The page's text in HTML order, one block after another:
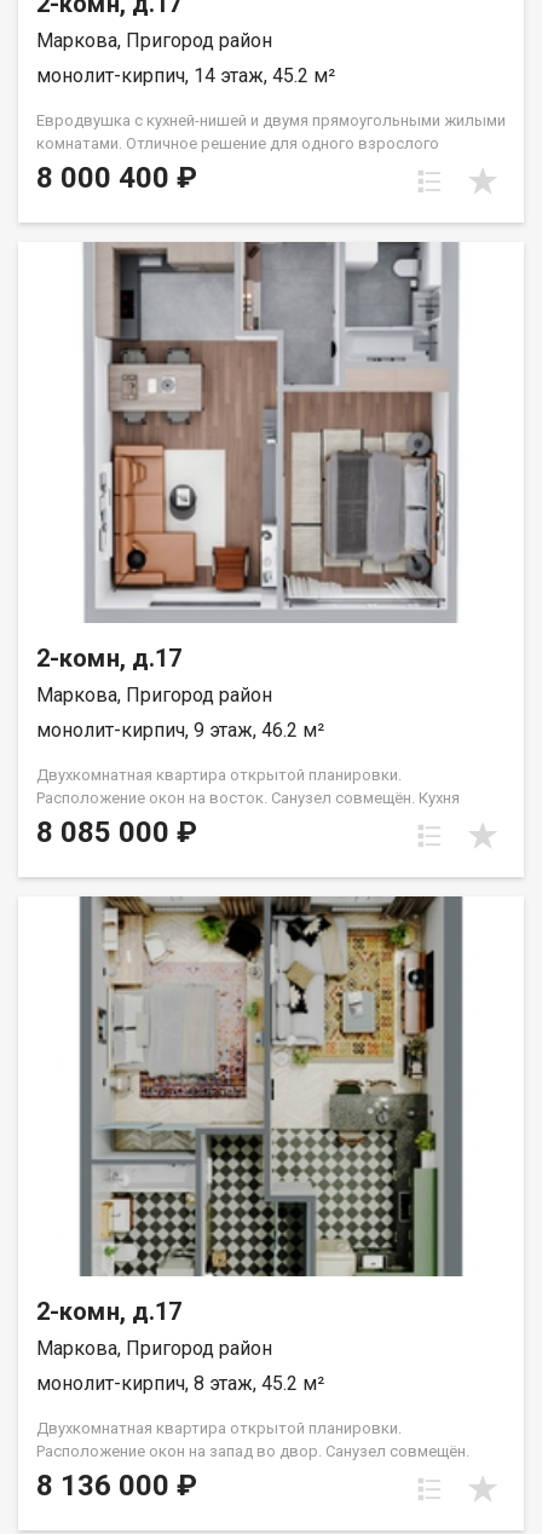
Маркова, Пригород район
монолит-кирпич, 14 этаж, 45.2 м²
Евродвушка с кухней-нишей и двумя прямоугольными жилыми
комнатами. Отличное решение для одного взрослого
человека или семьи из двух человек. Вид во двор (южные
окна). Группа строительных компаний «Восток Центр Иркутск»
8 000 400 ₽
2-комн, д.17
Маркова, Пригород район
монолит-кирпич, 9 этаж, 46.2 м²
Двухкомнатная квартира открытой планировки.
Расположение окон на восток. Санузел совмещён. Кухня
выделена в нишу. Идеальное решение для первого жилья или
в качестве инвестиций. Прекрасно подойдет молодой семье
8 085 000 ₽
2-комн, д.17
Маркова, Пригород район
монолит-кирпич, 8 этаж, 45.2 м²
Двухкомнатная квартира открытой планировки.
Расположение окон на запад во двор. Санузел совмещён.
Кухня выделена в нишу. Идеальное решение для первого
жилья или в качестве инвестиций. Прекрасно подойдет
8 136 000 ₽